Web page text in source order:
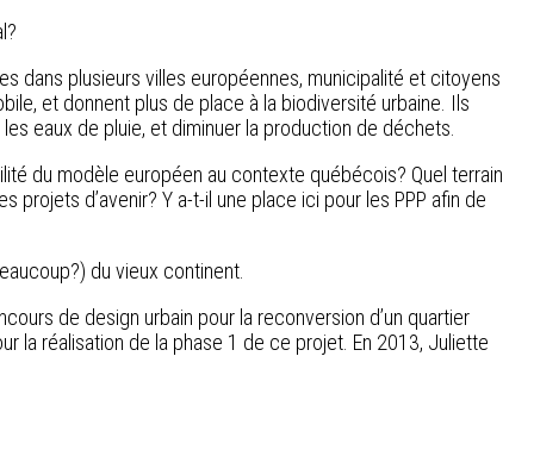
dans plusieurs villes européennes, municipalité et citoyens
et donnent plus de place à la biodiversité urbaine. Ils
eaux de pluie, et diminuer la production de déchets.
du modèle européen au contexte québécois? Quel terrain
d’avenir? Y a-t-il une place ici pour les PPP afin de
du vieux continent.
de design urbain pour la reconversion d’un quartier
la réalisation de la phase 1 de ce projet. En 2013, Juliette